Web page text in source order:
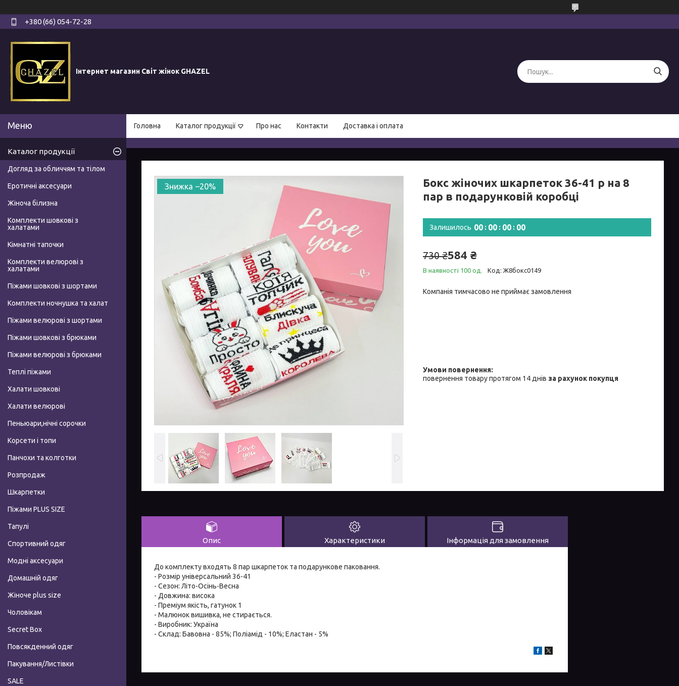
+380 (66) 054-72-28
Інтернет магазин Світ жінок GHAZEL
Головна Каталог продукції Про нас Контакти Доставка і оплата
–20%
Бокс жіночих шкарпеток 36-41 р на 8
пар в подарунковій коробці
Залишилось 00 00 00 00
730 ₴584 ₴
В наявності 100 од. Код: Ж8бокс0149
Компанія тимчасово не приймає замовлення
повернення товару протягом 14 днів за рахунок покупця
Опис Характеристики Інформація для замовлення
До комплекту входять 8 пар шкарпеток та подарункове паковання.
- Розмір універсальний 36-41
- Сезон: Літо-Осінь-Весна
- Довжина: висока
- Преміум якість, гатунок 1
- Малюнок вишивка, не стирається.
- Виробник: Україна
- Склад: Бавовна - 85%; Поліамід - 10%; Еластан - 5%
Каталог продукції
Догляд за обличчям та тілом
Еротичні аксесуари
Жіноча білизна
Комплекти шовкові з
халатами
Кімнатні тапочки
Комплекти велюрові з
халатами
Піжами шовкові з шортами
Комплекти ночнушка та халат
Піжами велюрові з шортами
Піжами шовкові з брюками
Піжами велюрові з брюками
Теплі піжами
Халати шовкові
Халати велюрові
Пеньюари,нічні сорочки
Корсети і топи
Панчохи та колготки
Розпродаж
Шкарпетки
Піжами PLUS SIZE
Тапулі
Спортивний одяг
Модні аксесуари
Домашній одяг
Жіноче plus size
Чоловікам
Secret Box
Повсякденний одяг
Пакування/Листівки
SALE